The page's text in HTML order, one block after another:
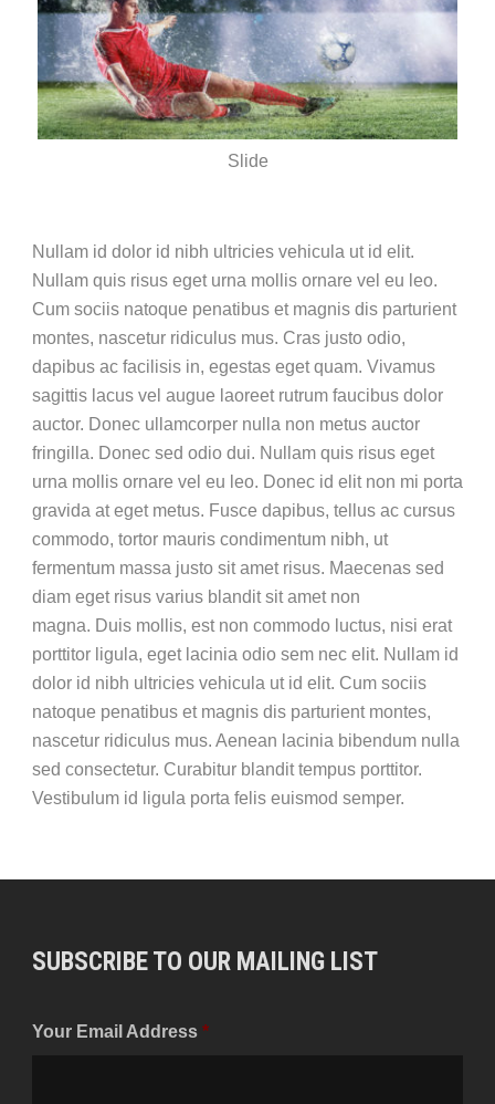
Slide
Nullam id dolor id nibh ultricies vehicula ut id elit.
Nullam quis risus eget urna mollis ornare vel eu leo.
Cum sociis natoque penatibus et magnis dis parturient
montes, nascetur ridiculus mus. Cras justo odio,
dapibus ac facilisis in, egestas eget quam. Vivamus
sagittis lacus vel augue laoreet rutrum faucibus dolor
auctor. Donec ullamcorper nulla non metus auctor
fringilla. Donec sed odio dui. Nullam quis risus eget
urna mollis ornare vel eu leo. Donec id elit non mi porta
gravida at eget metus. Fusce dapibus, tellus ac cursus
commodo, tortor mauris condimentum nibh, ut
fermentum massa justo sit amet risus. Maecenas sed
diam eget risus varius blandit sit amet non
magna. Duis mollis, est non commodo luctus, nisi erat
porttitor ligula, eget lacinia odio sem nec elit. Nullam id
dolor id nibh ultricies vehicula ut id elit. Cum sociis
natoque penatibus et magnis dis parturient montes,
nascetur ridiculus mus. Aenean lacinia bibendum nulla
sed consectetur. Curabitur blandit tempus porttitor.
Vestibulum id ligula porta felis euismod semper.
SUBSCRIBE TO OUR MAILING LIST
Your Email Address *